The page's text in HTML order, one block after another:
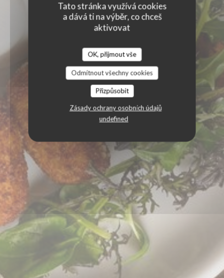
Tato stránka využívá cookies
a dává ti na výběr, co chceš
aktivovat
OK, přijmout vše
Odmítnout všechny cookies
Přizpůsobit
Zásady ochrany osobních údajů
undefined